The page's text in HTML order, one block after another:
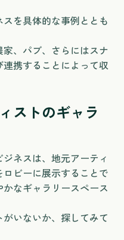
を具体的な事例ととも
、パブ、さらにはスナ
携することによって収
ストのギャラ
ネスは、地元アーティ
ビーに展示することで
なギャラリースペース
いないか、探してみて